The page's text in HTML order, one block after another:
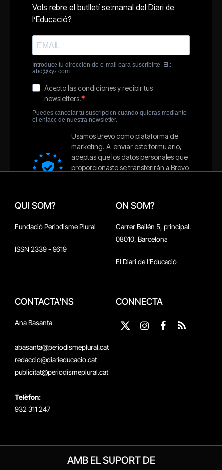
QUI SOM?
Fundació Periodisme Plural
ISSN 2339 - 9619
ON SOM?
Carrer Bailén 5, principal.
08010, Barcelona
El Diari de l'Educació
CONTACTA'NS
Ana Basanta
abasanta@periodismeplural.cat
redaccio@diarieducacio.cat
publicitat@periodismeplural.cat
Telèfon:
932 311 247
CONNECTA
X
Instagram
Facebook
RSS
AMB EL SUPORT DE